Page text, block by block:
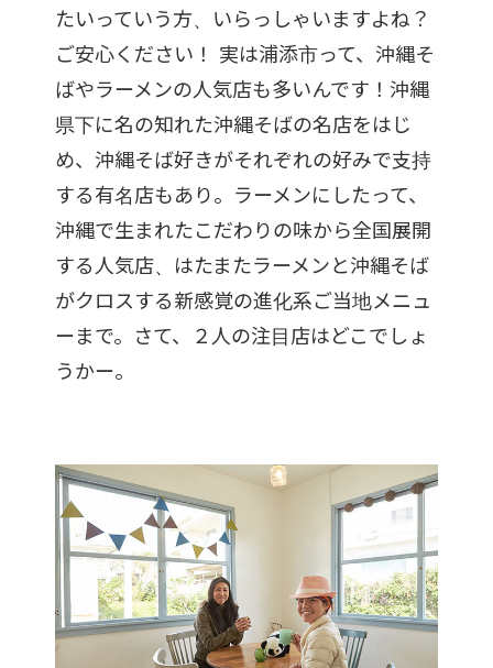
たいっていう方、いらっしゃいますよね？
ご安心ください！ 実は浦添市って、沖縄そ
ばやラーメンの人気店も多いんです！沖縄
県下に名の知れた沖縄そばの名店をはじ
め、沖縄そば好きがそれぞれの好みで支持
する有名店もあり。ラーメンにしたって、
沖縄で生まれたこだわりの味から全国展開
する人気店、はたまたラーメンと沖縄そば
がクロスする新感覚の進化系ご当地メニュ
ーまで。さて、２人の注目店はどこでしょ
うかー。